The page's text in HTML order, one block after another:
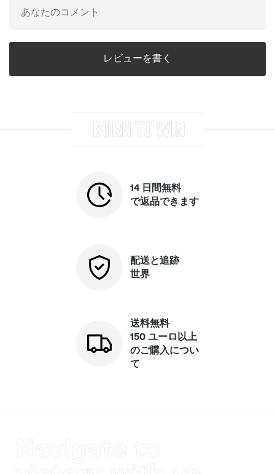
14 日間無料
で返品できます
配送と追跡
世界
送料無料
150 ユーロ以上
のご購入につい
て